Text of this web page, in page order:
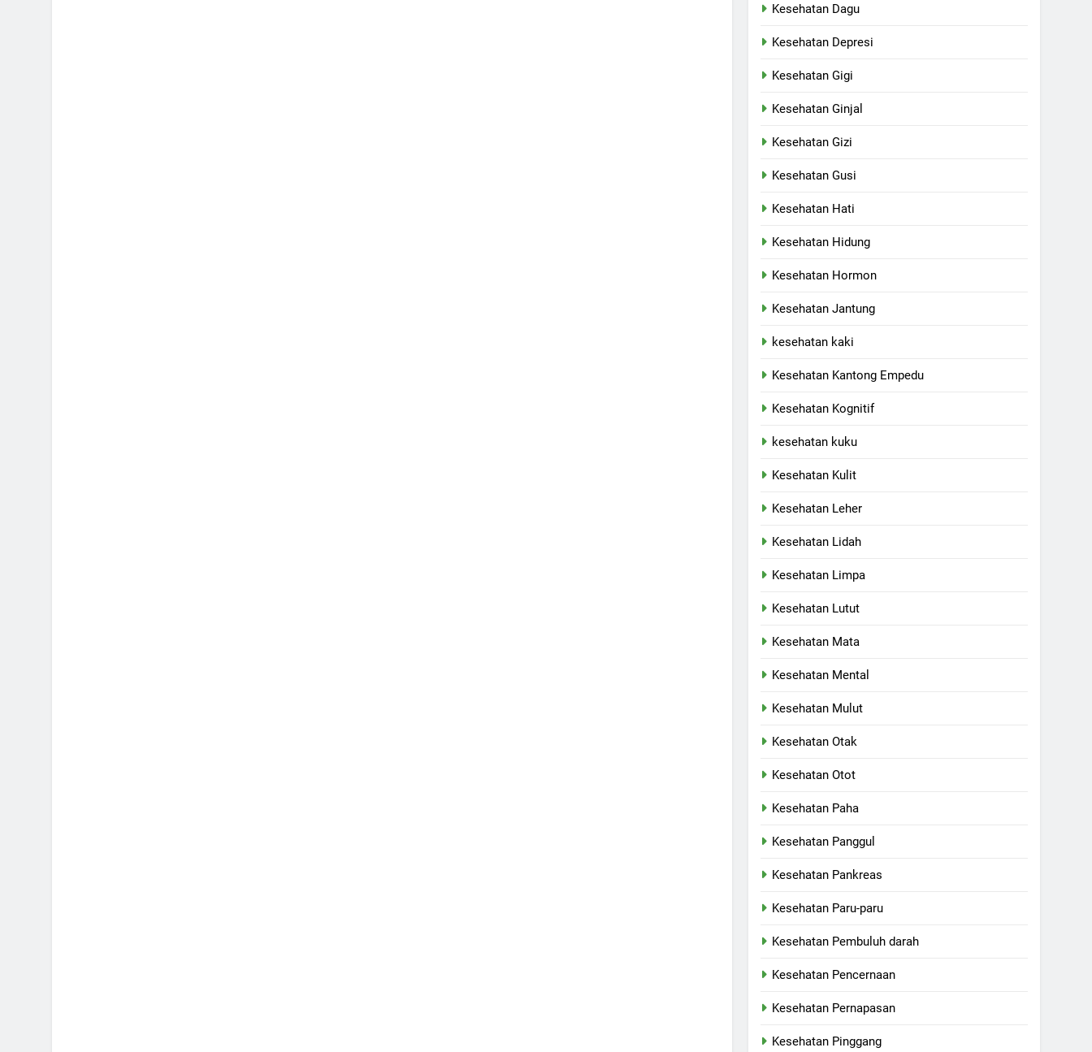
Kesehatan Dagu
Kesehatan Depresi
Kesehatan Gigi
Kesehatan Ginjal
Kesehatan Gizi
Kesehatan Gusi
Kesehatan Hati
Kesehatan Hidung
Kesehatan Hormon
Kesehatan Jantung
kesehatan kaki
Kesehatan Kantong Empedu
Kesehatan Kognitif
kesehatan kuku
Kesehatan Kulit
Kesehatan Leher
Kesehatan Lidah
Kesehatan Limpa
Kesehatan Lutut
Kesehatan Mata
Kesehatan Mental
Kesehatan Mulut
Kesehatan Otak
Kesehatan Otot
Kesehatan Paha
Kesehatan Panggul
Kesehatan Pankreas
Kesehatan Paru-paru
Kesehatan Pembuluh darah
Kesehatan Pencernaan
Kesehatan Pernapasan
Kesehatan Pinggang